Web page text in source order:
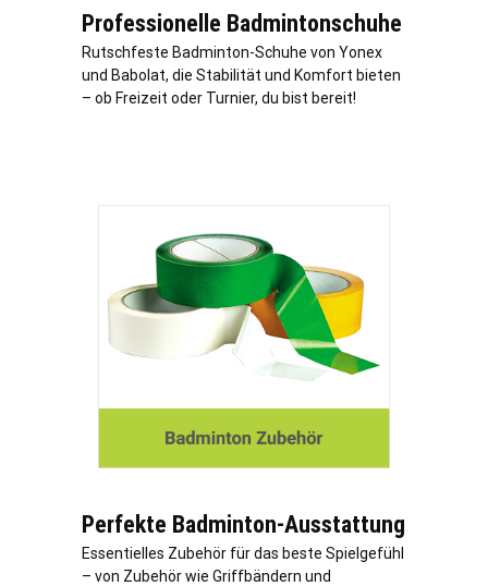
Professionelle Badmintonschuhe
Rutschfeste Badminton-Schuhe von Yonex
und Babolat, die Stabilität und Komfort bieten
– ob Freizeit oder Turnier, du bist bereit!
Perfekte Badminton-Ausstattung
Essentielles Zubehör für das beste Spielgefühl
– von Zubehör wie Griffbändern und